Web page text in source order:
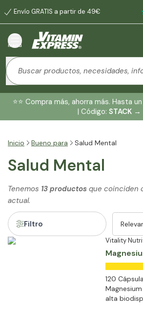
Envío GRATIS a partir de 49€
menú
⭐️⭐️ Compra más, ahorra más. Hasta
| Código: STACK →
Inicio Bueno para Salud Mental
Salud Mental
Tenemos 13 productos que coinciden
actual.
Filtro
Vitality
120
alta